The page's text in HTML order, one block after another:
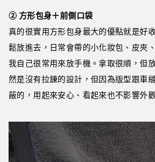
② 方形包身＋前側口袋
真的很實用方形包身最大的優點就是好
鬆放進去，日常會帶的小化妝包、皮夾
我自己很常用來放手機。拿取很順，但
然是沒有拉鍊的設計，但因為版型跟車
蔽的，用起來安心、看起來也不影響外